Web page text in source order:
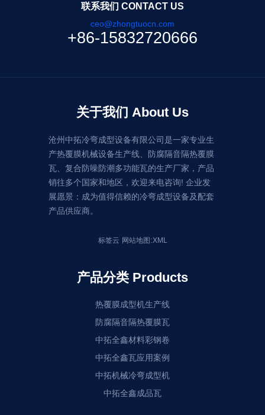
联系我们 CONTACT US
ceo@zhongtuocn.com
+86-15832720666
关于我们 About Us
沧州中拓冷弯成型设备有限公司是一家专业生
产热覆膜机械设备生产线、防腐隔音隔热覆膜
瓦、复合防噪防潮多功能瓦的生产厂家，产品
销往多个国家和地区，欢迎来电咨询! 企业发
展愿景：成为值得信赖的冷弯成型设备及配套
产品供应商。
标签云 网站地图:XML
产品分类 Products
热覆膜成型机生产线
防腐隔音隔热覆膜瓦
中拓全鑫材料彩钢卷
中拓全鑫瓦应用案例
中拓机械冷弯成型机
中拓全鑫成品瓦